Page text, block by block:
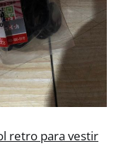
retro para vestir